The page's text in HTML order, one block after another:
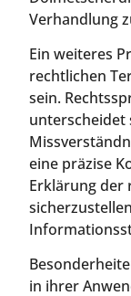
Verhandlung
Ein weiteres
rechtlichen
sein.
unterscheidet
eine präzise
Erklärung der
in ihrer